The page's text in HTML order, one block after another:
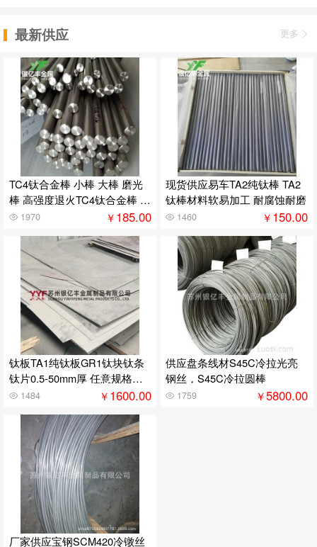
最新供应 更多
TC4钛合金棒 小棒 大棒 磨光
棒 高强度退火TC4钛合金棒 可
零切1970 ￥185.00
现货供应易车TA2纯钛棒 TA2
钛棒材料软易加工 耐腐蚀耐磨
1460 ￥150.00
钛板TA1纯钛板GR1钛块钛条
钛片0.5-50mm厚 任意规格裁
剪加工
1484 ￥1600.00
供应盘条线材S45C冷拉光亮
钢丝，S45C冷拉圆棒
1759 ￥5800.00
厂家供应宝钢SCM420冷镦丝